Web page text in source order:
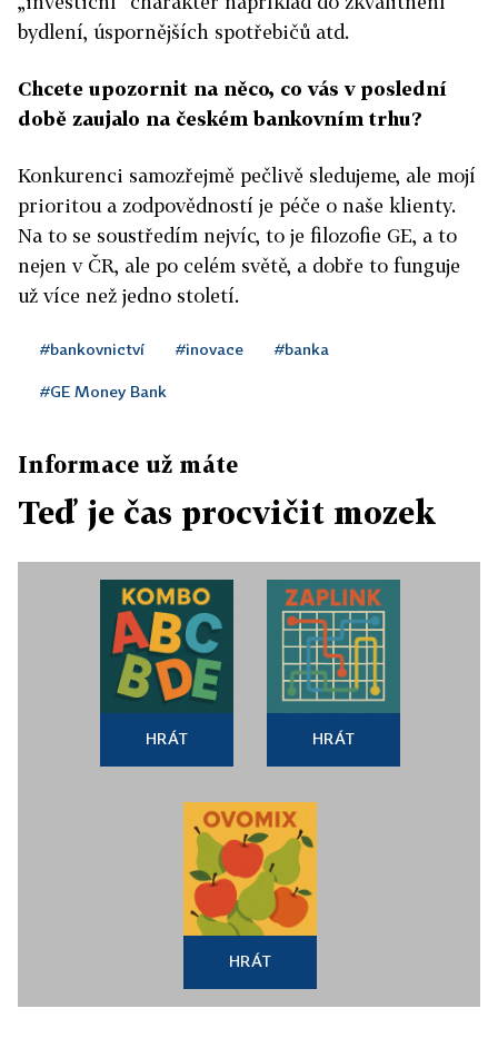
bydlení, úspornějších spotřebičů atd.
Chcete upozornit na něco, co vás v poslední
době zaujalo na českém bankovním trhu?
Konkurenci samozřejmě pečlivě sledujeme, ale mojí
prioritou a zodpovědností je péče o naše klienty.
Na to se soustředím nejvíc, to je filozofie GE, a to
nejen v ČR, ale po celém světě, a dobře to funguje
už více než jedno století.
#bankovnictví #inovace #banka
#GE Money Bank
Informace už máte
Teď je čas procvičit mozek
HRÁT HRÁT
HRÁT